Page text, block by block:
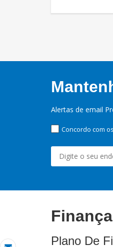
Alertas de email
Concordo com
Plano De